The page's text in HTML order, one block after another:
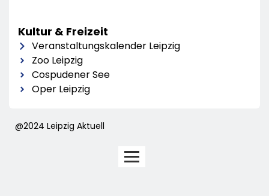
Kultur & Freizeit
Veranstaltungskalender Leipzig
Zoo Leipzig
Cospudener See
Oper Leipzig
@2024 Leipzig Aktuell